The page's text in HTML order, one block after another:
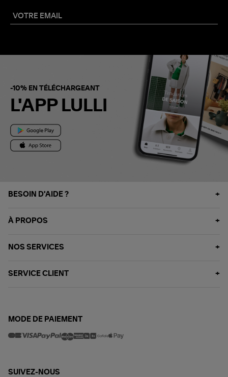
-10% EN TÉLÉCHARGEANT
L'APP LULLI
BESOIN D'AIDE ?
À PROPOS
NOS SERVICES
SERVICE CLIENT
MODE DE PAIEMENT
SUIVEZ-NOUS